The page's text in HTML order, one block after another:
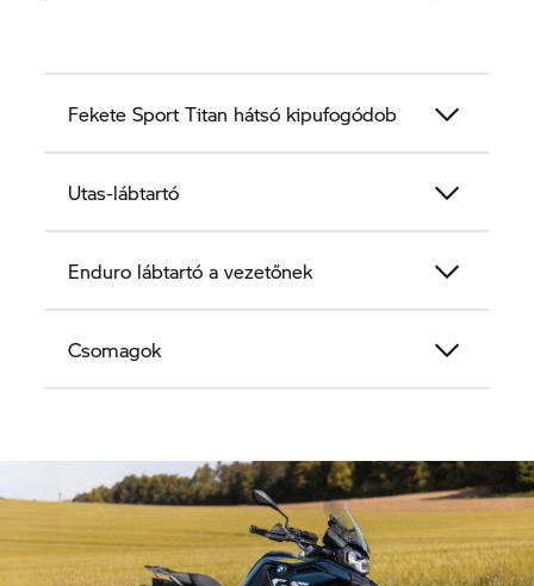
Fekete Sport Titan hátsó kipufogódob
Utas-lábtartó
Enduro lábtartó a vezetőnek
Csomagok